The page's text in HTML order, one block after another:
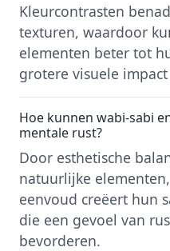
Kleurcontrasten
texturen, waardoor
elementen beter tot
grotere visuele
Hoe kunnen wabi-sabi
mentale rust?
Door esthetische
natuurlijke
eenvoud creëert hun
die een gevoel van
bevorderen.